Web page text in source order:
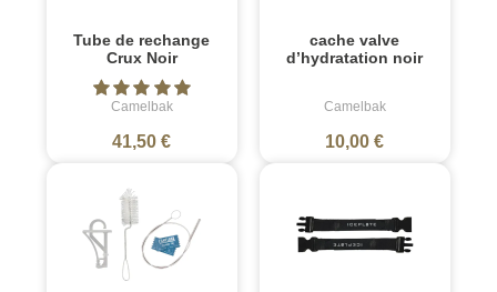
Tube de rechange
Crux Noir
Camelbak
41,50 €
cache valve
d’hydratation noir
Camelbak
10,00 €